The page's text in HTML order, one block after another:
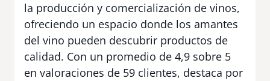
la producción y comercialización de vinos,
ofreciendo un espacio donde los amantes
del vino pueden descubrir productos de
calidad. Con un promedio de 4,9 sobre 5
en valoraciones de 59 clientes, destaca por